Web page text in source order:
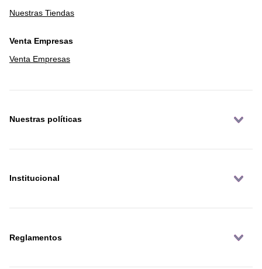
Nuestras Tiendas
Venta Empresas
Venta Empresas
Nuestras políticas
Institucional
Reglamentos